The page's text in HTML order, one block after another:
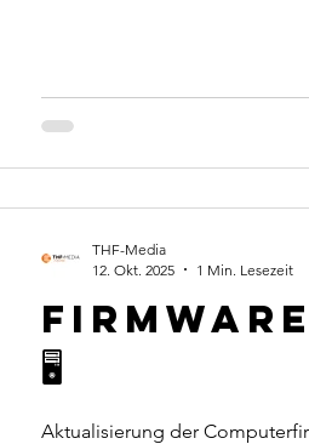
haben kleine Bauteile große
🖥️
Aktualisierung der
THF-Media
12. Okt. 2025
1 Min. Lesezeit